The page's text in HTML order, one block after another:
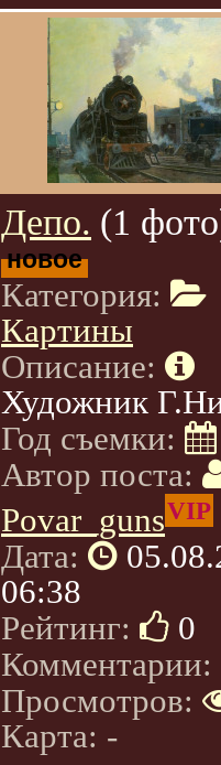
Депо. (1
новое
Категория:
Картины
Описание:
Художник
Год съемки:
Автор поста:
Povar_gunsVIP
Дата:
06:38
Рейтинг:
0
Комментарии:
Просмотров:
Карта: -